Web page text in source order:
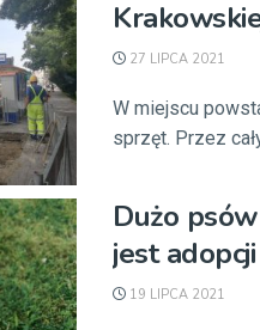
27 LIPCA 2021
W miejscu
sprzęt. Przez
Dużo
jest adopcji
19 LIPCA 2021